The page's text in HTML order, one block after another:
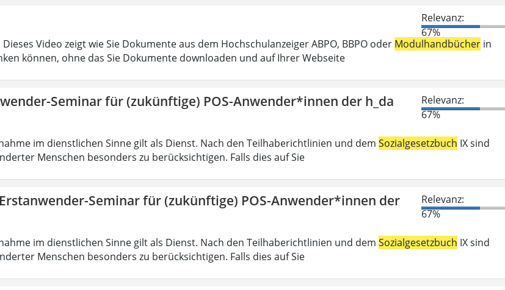
Relevanz:
67%
Video zeigt wie Sie Dokumente aus dem Hochschulanzeiger ABPO, BBPO oder Modulhandbücher in
können, ohne das Sie Dokumente downloaden und auf Ihrer Webseite
Seminar für (zukünftige) POS-Anwender*innen der h_da
Relevanz:
67%
im dienstlichen Sinne gilt als Dienst. Nach den Teilhaberichtlinien und dem Sozialgesetzbuch IX sind
Menschen besonders zu berücksichtigen. Falls dies auf Sie
Erstanwender-Seminar für (zukünftige) POS-Anwender*innen der
Relevanz:
67%
im dienstlichen Sinne gilt als Dienst. Nach den Teilhaberichtlinien und dem Sozialgesetzbuch IX sind
Menschen besonders zu berücksichtigen. Falls dies auf Sie